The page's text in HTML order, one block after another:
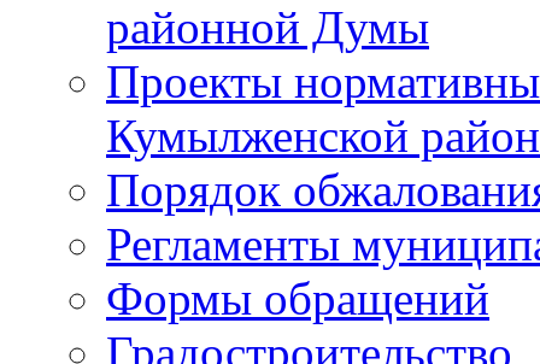
районной Думы
Проекты
Кумылженской
Порядок
Регламенты
Формы обращений
Градостроительство